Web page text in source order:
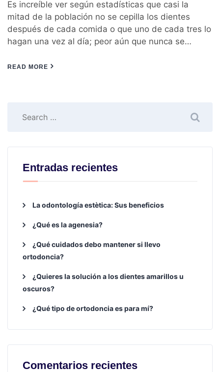
Es increíble ver según estadísticas que casi la
mitad de la población no se cepilla los dientes
después de cada comida o que uno de cada tres lo
hagan una vez al día; peor aún que nunca se…
READ MORE
Entradas recientes
La odontología estètica: Sus beneficios
¿Qué es la agenesia?
¿Qué cuidados debo mantener si llevo
ortodoncia?
¿Quieres la solución a los dientes amarillos u
oscuros?
¿Qué tipo de ortodoncia es para mí?
Comentarios recientes